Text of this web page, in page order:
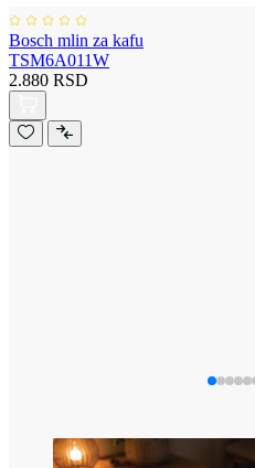
Bosch mlin za kafu
TSM6A011W
2.880 RSD